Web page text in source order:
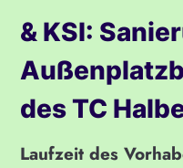
& KSI:
des TC
Laufzeit des